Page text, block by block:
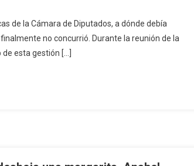
de la Cámara de Diputados, a dónde debía
no concurrió. Durante la reunión de la
esta gestión […]